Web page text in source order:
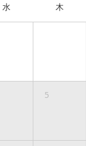
水 木
5